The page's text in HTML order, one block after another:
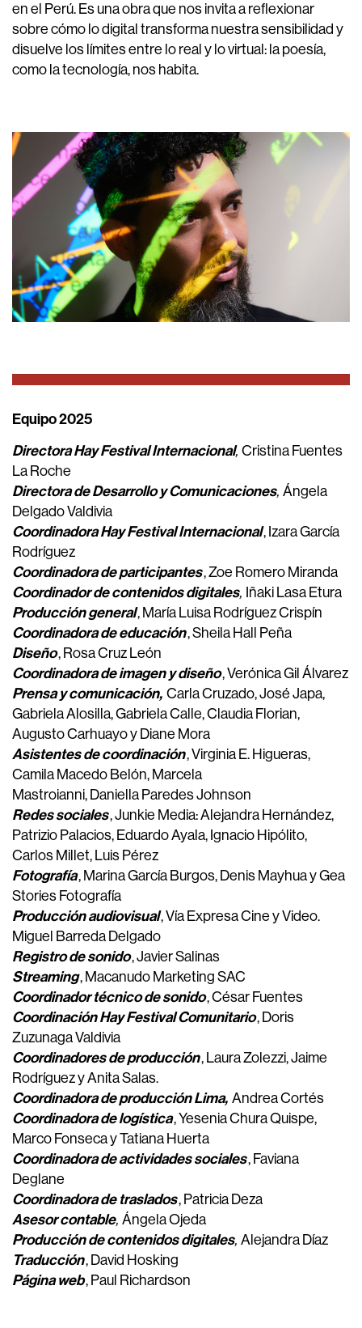
en el Perú. Es una obra que nos invita a reflexionar
sobre cómo lo digital transforma nuestra sensibilidad y
disuelve los límites entre lo real y lo virtual: la poesía,
como la tecnología, nos habita.
Equipo 2025
Directora Hay Festival Internacional, Cristina Fuentes
La Roche
Directora de Desarrollo y Comunicaciones, Ángela
Delgado Valdivia
Coordinadora Hay Festival Internacional, Izara García
Rodríguez
Coordinadora de participantes, Zoe Romero Miranda
Coordinador de contenidos digitales, Iñaki Lasa Etura
Producción general, María Luisa Rodríguez Crispín
Coordinadora de educación, Sheila Hall Peña
Diseño, Rosa Cruz León
Coordinadora de imagen y diseño, Verónica Gil Álvarez
Prensa y comunicación, Carla Cruzado, José Japa,
Gabriela Alosilla, Gabriela Calle, Claudia Florian,
Augusto Carhuayo y Diane Mora
Asistentes de coordinación, Virginia E. Higueras,
Camila Macedo Belón, Marcela
Mastroianni, Daniella Paredes Johnson
Redes sociales, Junkie Media: Alejandra Hernández,
Patrizio Palacios, Eduardo Ayala, Ignacio Hipólito,
Carlos Millet, Luis Pérez
Fotografía, Marina García Burgos, Denis Mayhua y Gea
Stories Fotografía
Producción audiovisual, Vía Expresa Cine y Video.
Miguel Barreda Delgado
Registro de sonido, Javier Salinas
Streaming, Macanudo Marketing SAC
Coordinador técnico de sonido, César Fuentes
Coordinación Hay Festival Comunitario, Doris
Zuzunaga Valdivia
Coordinadores de producción, Laura Zolezzi, Jaime
Rodríguez y Anita Salas.
Coordinadora de producción Lima, Andrea Cortés
Coordinadora de logística, Yesenia Chura Quispe,
Marco Fonseca y Tatiana Huerta
Coordinadora de actividades sociales, Faviana
Deglane
Coordinadora de traslados, Patricia Deza
Asesor contable, Ángela Ojeda
Producción de contenidos digitales, Alejandra Díaz
Traducción, David Hosking
Página web, Paul Richardson